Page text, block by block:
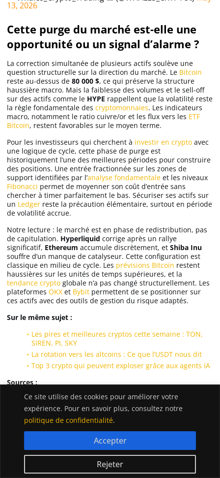
Ce site utilise des cookies pour améliorer votre
expérience. Pour en savoir plus, consultez notre
politique de confidentialité.
Rejeter
Accepter
13, 2026
Cette purge du marché est-elle une
opportunité ou un signal d’alarme ?
La correction simultanée de plusieurs actifs soulève une
question structurelle sur la direction du marché. Le Bitcoin
reste au-dessus de 80 000 $, ce qui préserve la structure
haussière macro. Mais la faiblesse des volumes et le sell-off
sur des actifs comme le HYPE rappellent que la volatilité reste
la règle fondamentale des cryptomonnaies. Les indicateurs
macro, notamment le ratio cuivre/or et les flux vers les ETF
Bitcoin, restent favorables sur le moyen terme.
Pour les investisseurs qui cherchent à investir en crypto avec
une logique de cycle, cette phase de purge est
historiquement l’une des meilleures périodes pour construire
des positions. Une entrée fractionnée sur les zones de
support identifiées par l’analyse fondamentale et les niveaux
Fibonacci permet de moyenner son coût d’entrée sans
chercher à timer parfaitement le bas. Sécuriser ses actifs sur
un Ledger reste la précaution élémentaire, surtout en période
de volatilité accrue.
Notre lecture : le marché est en phase de redistribution, pas
de capitulation. Hyperliquid corrige après un rallye
significatif, Ethereum accumule discrètement, et Shiba Inu
souffre d’un manque de catalyseur. Cette configuration est
classique en milieu de cycle. Les prévisions Bitcoin restent
haussières sur les unités de temps supérieures, et la
tendance crypto globale n’a pas changé structurellement. Les
plateformes OKX et Bybit permettent de se positionner sur
ces actifs avec des outils de gestion du risque adaptés.
Sur le même sujet :
Les pires et meilleures cryptos cette semaine : TON,
SIREN, PI, SKY
La rotation vers les altcoins : Ce que l’USDT nous dit
Top 3 crypto qui peuvent exploser grâce aux agents IA
Sources :
MarzellCryptosur X
Tradingview
WHALES_CRYPTOtsur X
CryptoTony__sur X
Simon Dumoulin